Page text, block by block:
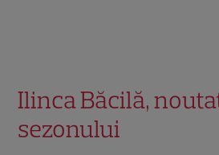
Ilinca Băcilă,
sezonului